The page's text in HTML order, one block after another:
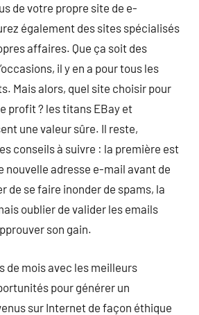
de votre propre site de e-
également des sites spécialisés
affaires. Que ça soit des
il y en a pour tous les
Mais alors, quel site choisir pour
profit ? les titans EBay et
une valeur sûre. Il reste,
conseils à suivre : la première est
nouvelle adresse e-mail avant de
de se faire inonder de spams, la
oublier de valider les emails
son gain.
de mois avec les meilleurs
pour générer un
sur Internet de façon éthique